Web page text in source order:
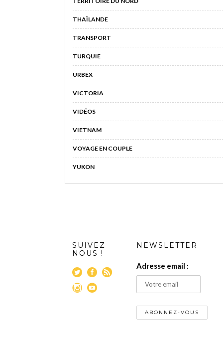
THAÏLANDE
TRANSPORT
TURQUIE
URBEX
VICTORIA
VIDÉOS
VIETNAM
VOYAGE EN COUPLE
YUKON
SUIVEZ
NOUS !
NEWSLETTER
Adresse email :